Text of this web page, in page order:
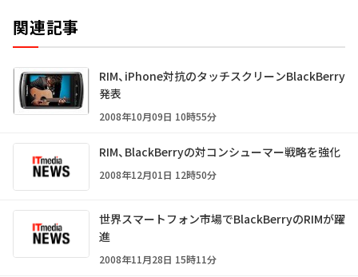
関連記事
RIM、iPhone対抗のタッチスクリーンBlackBerry
発表
2008年10月09日 10時55分
RIM、BlackBerryの対コンシューマー戦略を強化
2008年12月01日 12時50分
世界スマートフォン市場でBlackBerryのRIMが躍
進
2008年11月28日 15時11分